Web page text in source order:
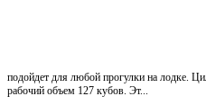
подойдет для любой прогулки на лодке.
рабочий объем 127 кубов. Эт...